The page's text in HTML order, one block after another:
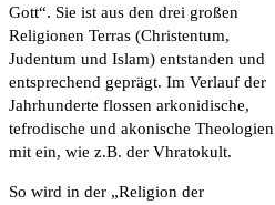
Gott“. Sie ist aus den drei großen
Religionen Terras (Christentum,
Judentum und Islam) entstanden und
entsprechend geprägt. Im Verlauf der
Jahrhunderte flossen arkonidische,
tefrodische und akonische Theologien
mit ein, wie z.B. der Vhratokult.
So wird in der „Religion der